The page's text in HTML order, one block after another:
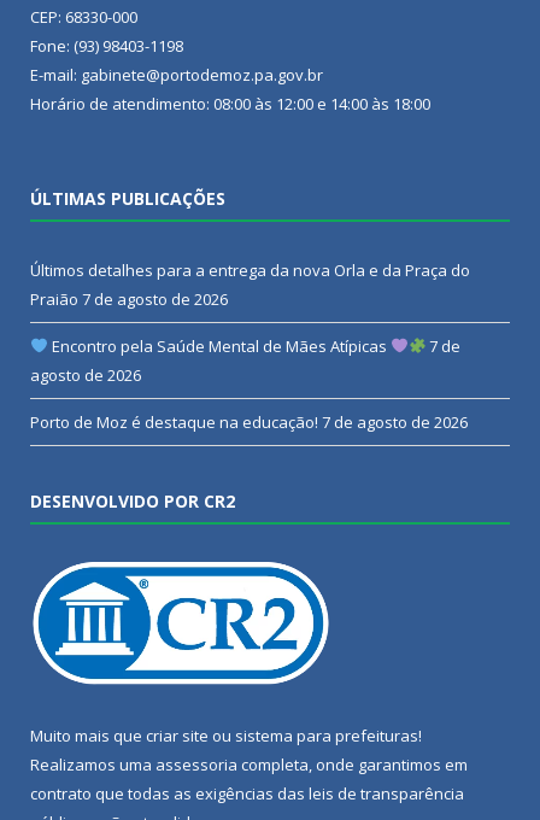
CEP: 68330-000
Fone: (93) 98403-1198
E-mail: gabinete@portodemoz.pa.gov.br
Horário de atendimento: 08:00 às 12:00 e 14:00 às 18:00
ÚLTIMAS PUBLICAÇÕES
Últimos detalhes para a entrega da nova Orla e da Praça do
Praião 7 de agosto de 2026
Encontro pela Saúde Mental de Mães Atípicas
7 de
agosto de 2026
Porto de Moz é destaque na educação! 7 de agosto de 2026
DESENVOLVIDO POR CR2
Muito mais que criar site ou sistema para prefeituras!
Realizamos uma assessoria completa, onde garantimos em
contrato que todas as exigências das leis de transparência